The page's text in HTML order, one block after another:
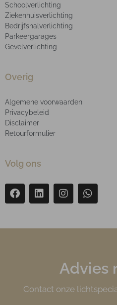
Schoolverlichting
Ziekenhuisverlichting
Bedrijfshalverlichting
Parkeergarages
Gevelverlichting
Overig
Algemene voorwaarden
Privacybeleid
Disclaimer
Retourformulier
Volg ons
Advies
Contact onze